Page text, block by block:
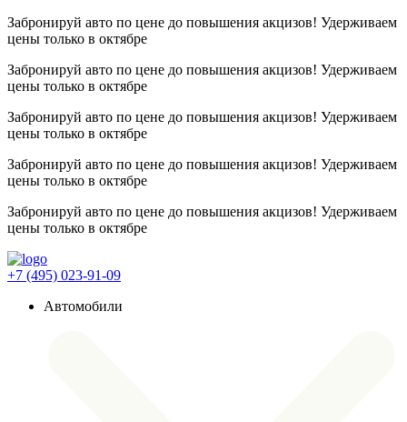
Забронируй авто по цене до повышения акцизов! Удерживаем
цены только в октябре
Забронируй авто по цене до повышения акцизов! Удерживаем
цены только в октябре
Забронируй авто по цене до повышения акцизов! Удерживаем
цены только в октябре
Забронируй авто по цене до повышения акцизов! Удерживаем
цены только в октябре
Забронируй авто по цене до повышения акцизов! Удерживаем
цены только в октябре
+7 (495) 023-91-09
Автомобили